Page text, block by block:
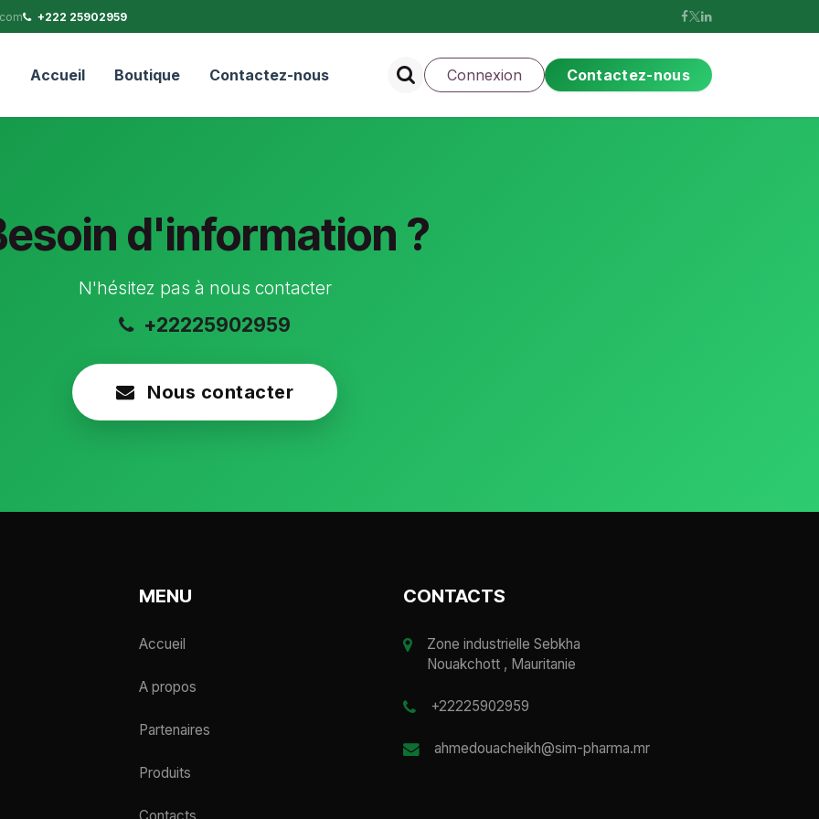
+222 25902959
Accueil Boutique Contactez-nous Connexion Contactez-nous
d'information ?
N'hésitez pas à nous contacter
+22225902959
Nous contacter
MENU
Accueil
A propos
Partenaires
Produits
CONTACTS
Zone industrielle Sebkha
Nouakchott , Mauritanie
+22225902959
ahmedouacheikh@sim-pharma.mr